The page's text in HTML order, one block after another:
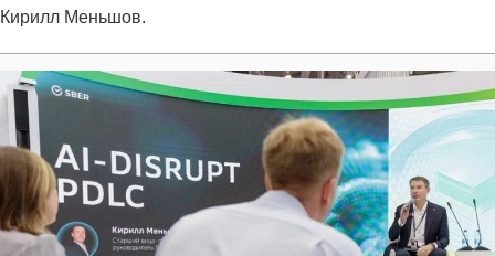
Кирилл Меньшов.